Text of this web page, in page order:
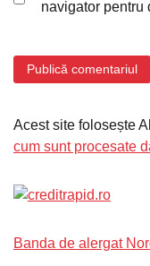
navigator pentru
Acest site folosește
cum sunt procesate
Banda de alergat